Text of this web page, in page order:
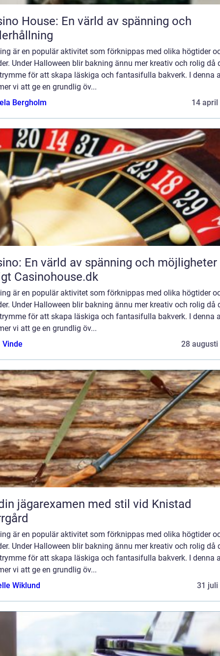
House: En värld av spänning och
är en populär aktivitet som förknippas med olika högtider
Under Halloween blir bakning ännu mer kreativ och rolig då
för att skapa läskiga och fantasifulla bakverk. I denna
vi att ge en grundlig öv...
Bergholm
14 april
En värld av spänning och möjligheter
Casinohouse.dk
är en populär aktivitet som förknippas med olika högtider
Under Halloween blir bakning ännu mer kreativ och rolig då
för att skapa läskiga och fantasifulla bakverk. I denna
vi att ge en grundlig öv...
Vinde
28 augusti
jägarexamen med stil vid Knistad
är en populär aktivitet som förknippas med olika högtider
Under Halloween blir bakning ännu mer kreativ och rolig då
för att skapa läskiga och fantasifulla bakverk. I denna
vi att ge en grundlig öv...
Wiklund
31 juli